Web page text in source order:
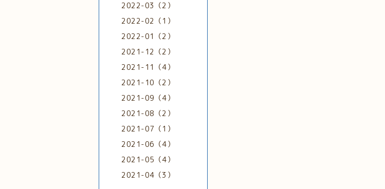
2022-03（2）
2022-02（1）
2022-01（2）
2021-12（2）
2021-11（4）
2021-10（2）
2021-09（4）
2021-08（2）
2021-07（1）
2021-06（4）
2021-05（4）
2021-04（3）